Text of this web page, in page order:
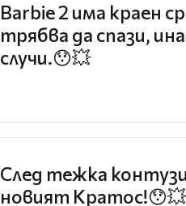
Barbie 2 има краен
трябва да спази,
случи.😯💥
След тежка
новият Кратос!😯💥